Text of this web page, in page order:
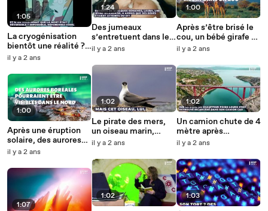
1:05
La cryogénisation
bientôt une réalité ?
L'avancée majeure
scientifiques
il y a 2 ans
1:00
Après une éruption
solaire, des aurores
boréales pourraient
Nord de la France
il y a 2 ans
1:07
1:24
Des jumeaux
s’entretuent dans le
ventre de leur mère,
de déclencher
l’accouchement
il y a 2 ans
1:02
Le pirate des mers,
un oiseau marin,
pourrait bientôt
il y a 2 ans
1:02
1:00
Après s’être brisé le
cou, un bébé girafe de
3 mois meurt dans un
il y a 2 ans
1:02
Un camion chute de 4
mètre après
l’effondrement
pont dans le Gard
il y a 2 ans
1:03